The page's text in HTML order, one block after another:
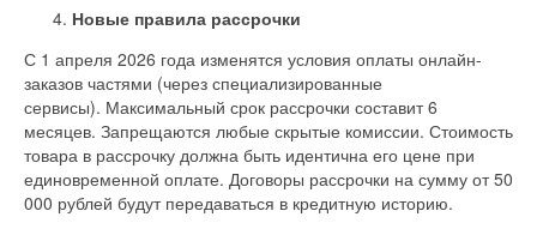
Новые правила рассрочки
С 1 апреля 2026 года изменятся условия оплаты онлайн-
заказов частями (через специализированные
сервисы). Максимальный срок рассрочки составит 6
месяцев. Запрещаются любые скрытые комиссии. Стоимость
товара в рассрочку должна быть идентична его цене при
единовременной оплате. Договоры рассрочки на сумму от 50
000 рублей будут передаваться в кредитную историю.